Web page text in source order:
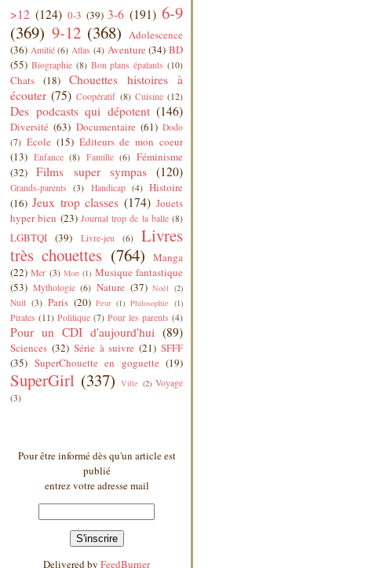
>12 (124) 0-3 (39) 3-6 (191) 6-9
(369) 9-12 (368)
Adolescence
(36) Amitié (6) Atlas (4) Aventure (34) BD
(55) Biographie (8) Bon plans épatants (10)
Chats (18)
Chouettes histoires à
écouter (75) Coopératif (8) Cuisine (12)
Des podcasts qui dépotent (146)
Diversité (63) Documentaire (61) Dodo
(7) École (15) Éditeurs de mon coeur
(13) Enfance (8) Famille (6) Féminisme
(32)
Films super sympas (120)
Grands-parents (3) Handicap (4) Histoire
(16) Jeux trop classes (174) Jouets
hyper bien (23) Journal trop de la balle (8)
LGBTQI (39) Livre-jeu (6)
Livres
très chouettes (764)
Manga
(22) Mer (3) Mort (1) Musique fantastique
(53) Mythologie (6) Nature (37) Noël (2)
Nuit (3) Paris (20) Peur (1) Philosophie (1)
Pirates (11) Politique (7) Pour les parents (4)
Pour un CDI d'aujourd'hui (89)
Sciences (32) Série à suivre (21) SFFF
(35) SuperChouette en goguette (19)
SuperGirl (337) Ville (2) Voyage
(3)
Pour être informé dès qu'un article est
publié
entrez votre adresse mail
Delivered by FeedBurner